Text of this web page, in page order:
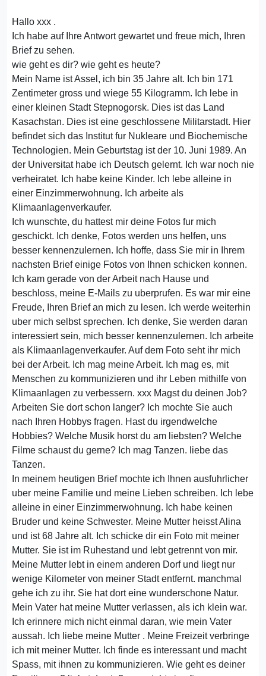
Hallo xxx .
Ich habe auf Ihre Antwort gewartet und freue mich, Ihren
Brief zu sehen.
wie geht es dir? wie geht es heute?
Mein Name ist Assel, ich bin 35 Jahre alt. Ich bin 171
Zentimeter gross und wiege 55 Kilogramm. Ich lebe in
einer kleinen Stadt Stepnogorsk. Dies ist das Land
Kasachstan. Dies ist eine geschlossene Militarstadt. Hier
befindet sich das Institut fur Nukleare und Biochemische
Technologien. Mein Geburtstag ist der 10. Juni 1989. An
der Universitat habe ich Deutsch gelernt. Ich war noch nie
verheiratet. Ich habe keine Kinder. Ich lebe alleine in
einer Einzimmerwohnung. Ich arbeite als
Klimaanlagenverkaufer.
Ich wunschte, du hattest mir deine Fotos fur mich
geschickt. Ich denke, Fotos werden uns helfen, uns
besser kennenzulernen. Ich hoffe, dass Sie mir in Ihrem
nachsten Brief einige Fotos von Ihnen schicken konnen.
Ich kam gerade von der Arbeit nach Hause und
beschloss, meine E-Mails zu uberprufen. Es war mir eine
Freude, Ihren Brief an mich zu lesen. Ich werde weiterhin
uber mich selbst sprechen. Ich denke, Sie werden daran
interessiert sein, mich besser kennenzulernen. Ich arbeite
als Klimaanlagenverkaufer. Auf dem Foto seht ihr mich
bei der Arbeit. Ich mag meine Arbeit. Ich mag es, mit
Menschen zu kommunizieren und ihr Leben mithilfe von
Klimaanlagen zu verbessern. xxx Magst du deinen Job?
Arbeiten Sie dort schon langer? Ich mochte Sie auch
nach Ihren Hobbys fragen. Hast du irgendwelche
Hobbies? Welche Musik horst du am liebsten? Welche
Filme schaust du gerne? Ich mag Tanzen. liebe das
Tanzen.
In meinem heutigen Brief mochte ich Ihnen ausfuhrlicher
uber meine Familie und meine Lieben schreiben. Ich lebe
alleine in einer Einzimmerwohnung. Ich habe keinen
Bruder und keine Schwester. Meine Mutter heisst Alina
und ist 68 Jahre alt. Ich schicke dir ein Foto mit meiner
Mutter. Sie ist im Ruhestand und lebt getrennt von mir.
Meine Mutter lebt in einem anderen Dorf und liegt nur
wenige Kilometer von meiner Stadt entfernt. manchmal
gehe ich zu ihr. Sie hat dort eine wunderschone Natur.
Mein Vater hat meine Mutter verlassen, als ich klein war.
Ich erinnere mich nicht einmal daran, wie mein Vater
aussah. Ich liebe meine Mutter . Meine Freizeit verbringe
ich mit meiner Mutter. Ich finde es interessant und macht
Spass, mit ihnen zu kommunizieren. Wie geht es deiner